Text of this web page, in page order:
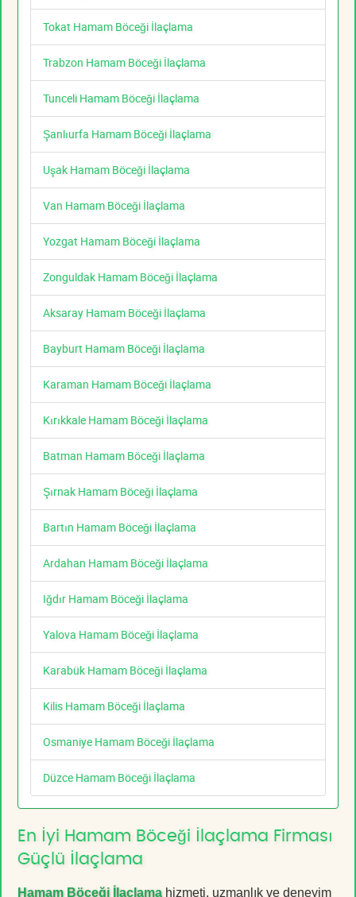
Tokat Hamam Böceği İlaçlama
Trabzon Hamam Böceği İlaçlama
Tunceli Hamam Böceği İlaçlama
Şanlıurfa Hamam Böceği İlaçlama
Uşak Hamam Böceği İlaçlama
Van Hamam Böceği İlaçlama
Yozgat Hamam Böceği İlaçlama
Zonguldak Hamam Böceği İlaçlama
Aksaray Hamam Böceği İlaçlama
Bayburt Hamam Böceği İlaçlama
Karaman Hamam Böceği İlaçlama
Kırıkkale Hamam Böceği İlaçlama
Batman Hamam Böceği İlaçlama
Şırnak Hamam Böceği İlaçlama
Bartın Hamam Böceği İlaçlama
Ardahan Hamam Böceği İlaçlama
Iğdır Hamam Böceği İlaçlama
Yalova Hamam Böceği İlaçlama
Karabük Hamam Böceği İlaçlama
Kilis Hamam Böceği İlaçlama
Osmaniye Hamam Böceği İlaçlama
Düzce Hamam Böceği İlaçlama
En İyi Hamam Böceği İlaçlama Firması
Güçlü İlaçlama
Hamam Böceği İlaçlamahizmeti, uzmanlık ve deneyim